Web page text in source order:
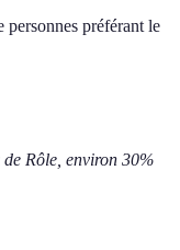
personnes préférant le
Rôle, environ 30%